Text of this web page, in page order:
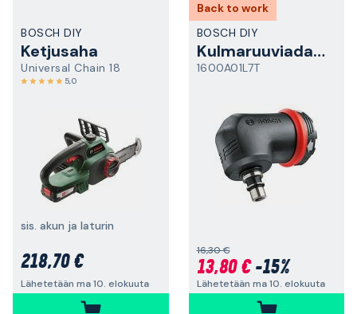
BOSCH DIY
Ketjusaha
Universal Chain 18
5,0
sis. akun ja laturin
218,70 €
Lähetetään ma 10. elokuuta
Back to work
BOSCH DIY
Kulmaruuviadapteri
1600A01L7T
16,30 €
13,80 €-15%
Lähetetään ma 10. elokuuta